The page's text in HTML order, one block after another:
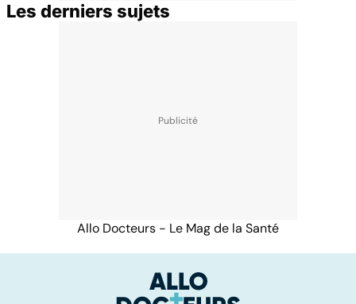
Les derniers sujets
Allo Docteurs - Le Mag de la Santé